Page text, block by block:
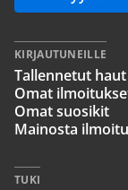
KIRJAUTUNEILLE
Tallennetut haut
Omat
Omat suosikit
Mainosta
TUKI